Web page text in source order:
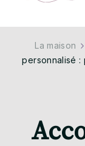
La maison
personnalisé :